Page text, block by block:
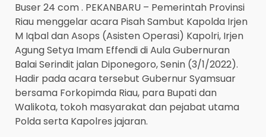
Buser 24 com . PEKANBARU – Pemerintah Provinsi
Riau menggelar acara Pisah Sambut Kapolda Irjen
M Iqbal dan Asops (Asisten Operasi) Kapolri, Irjen
Agung Setya Imam Effendi di Aula Gubernuran
Balai Serindit jalan Diponegoro, Senin (3/1/2022).
Hadir pada acara tersebut Gubernur Syamsuar
bersama Forkopimda Riau, para Bupati dan
Walikota, tokoh masyarakat dan pejabat utama
Polda serta Kapolres jajaran.